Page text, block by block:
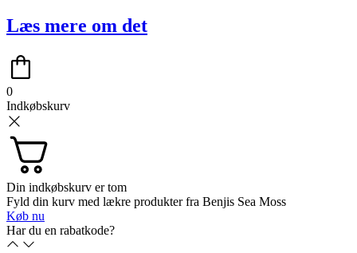
Læs mere om det
0
Indkøbskurv
Din indkøbskurv er tom
Fyld din kurv med lækre produkter fra Benjis Sea Moss
Køb nu
Har du en rabatkode?